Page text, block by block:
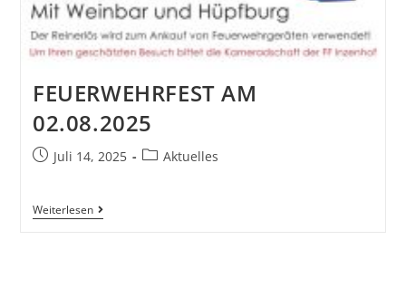
FEUERWEHRFEST AM
02.08.2025
Juli 14, 2025 Aktuelles
Weiterlesen